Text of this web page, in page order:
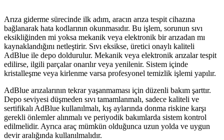
Arıza giderme sürecinde ilk adım, aracın arıza tespit cihazına
bağlanarak hata kodlarının okunmasıdır. Bu işlem, sorunun sıvı
eksikliğinden mi yoksa mekanik veya elektronik bir arızadan mı
kaynaklandığını netleştirir. Sıvı eksikse, üretici onaylı kaliteli
AdBlue ile depo doldurulur. Mekanik veya elektronik arızalar tespit
edilirse, ilgili parçalar onarılır veya yenilenir. Sistem içinde
kristalleşme veya kirlenme varsa profesyonel temizlik işlemi yapılır.
AdBlue arızalarının tekrar yaşanmaması için düzenli bakım şarttır.
Depo seviyesi düşmeden sıvı tamamlanmalı, sadece kaliteli ve
sertifikalı AdBlue kullanılmalı, kış aylarında donma riskine karşı
gerekli önlemler alınmalı ve periyodik bakımlarda sistem kontrol
edilmelidir. Ayrıca araç mümkün olduğunca uzun yolda ve uygun
devir aralığında kullanılmalıdır.